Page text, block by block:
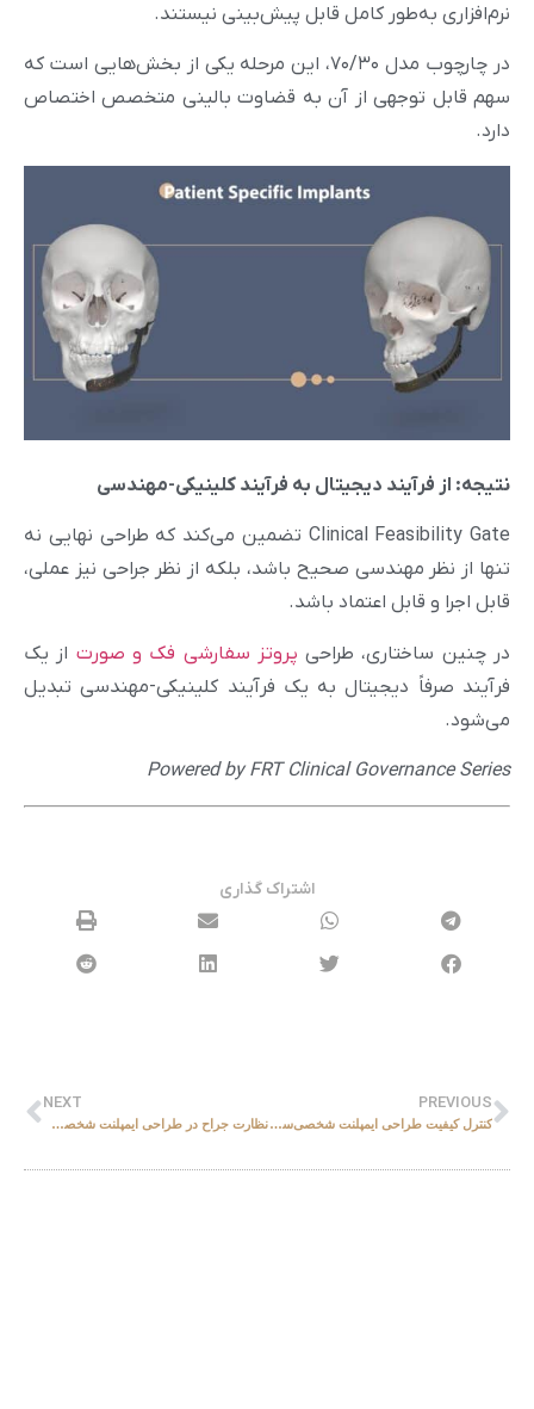
نرم‌افزاری به‌طور کامل قابل پیش‌بینی نیستند.
در چارچوب مدل ۷۰/۳۰، این مرحله یکی از بخش‌هایی است که
سهم قابل توجهی از آن به قضاوت بالینی متخصص اختصاص
دارد.
نتیجه: از فرآیند دیجیتال به فرآیند کلینیکی-مهندسی
Clinical Feasibility Gate تضمین می‌کند که طراحی نهایی نه
تنها از نظر مهندسی صحیح باشد، بلکه از نظر جراحی نیز عملی،
قابل اجرا و قابل اعتماد باشد.
در چنین ساختاری، طراحیپروتز سفارشی فک و صورتاز یک
فرآیند صرفاً دیجیتال به یک فرآیند کلینیکی-مهندسی تبدیل
می‌شود.
Powered by FRT Clinical Governance Series
اشتراک گذاری
PREVIOUS
کنترل کیفیت طراحی ایمپلنت شخصی‌سازی‌شده | FRT Clinical Governance – بخش سوم
NEXT
نظارت جراح در طراحی ایمپلنت شخصی‌سازی‌شده| Surgeon-Level Oversight | FRT Clinical Governance